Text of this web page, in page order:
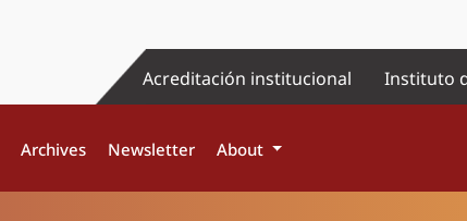
Acreditación institucional Instituto
Archives Newsletter About